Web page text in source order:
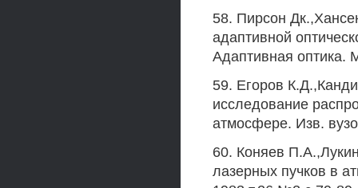
58. Пирсон
адаптивной
Адаптивная оптика.
59. Егоров
исследование
атмосфере. Изв.
60. Коняев
лазерных пучков в